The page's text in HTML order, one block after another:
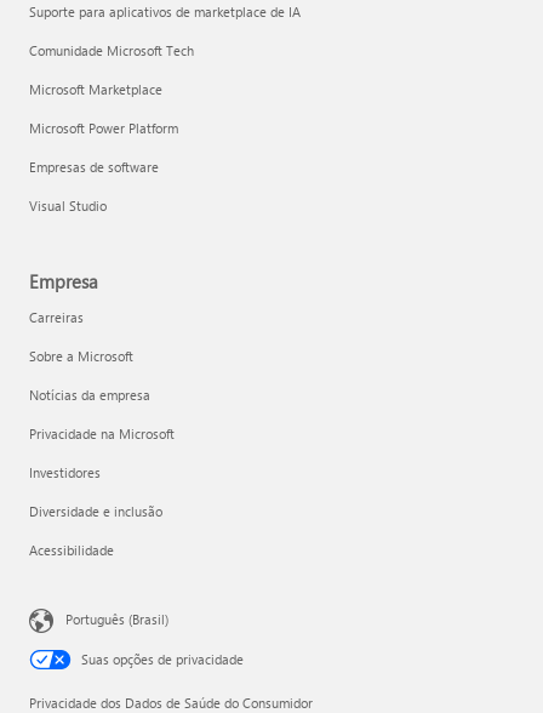
Suporte para aplicativos de marketplace de IA
Comunidade Microsoft Tech
Microsoft Marketplace
Microsoft Power Platform
Empresas de software
Visual Studio
Empresa
Carreiras
Sobre a Microsoft
Notícias da empresa
Privacidade na Microsoft
Investidores
Diversidade e inclusão
Acessibilidade
Português (Brasil)
Suas opções de privacidade
Privacidade dos Dados de Saúde do Consumidor